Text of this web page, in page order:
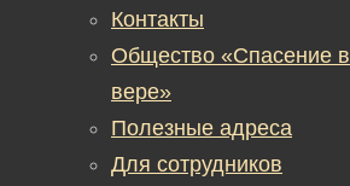
Контакты
Общество «Спасение в
вере»
Полезные адреса
Для сотрудников